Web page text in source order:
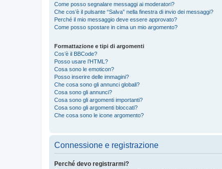
Come posso segnalare messaggi ai moderatori?
Che cos’è il pulsante “Salva” nella finestra di invio dei messaggi?
Perché il mio messaggio deve essere approvato?
Come posso spostare in cima un mio argomento?
Formattazione e tipi di argomenti
Cos’è il BBCode?
Posso usare l’HTML?
Cosa sono le emoticon?
Posso inserire delle immagini?
Che cosa sono gli annunci globali?
Cosa sono gli annunci?
Cosa sono gli argomenti importanti?
Cosa sono gli argomenti bloccati?
Che cosa sono le icone argomento?
Connessione e registrazione
Perché devo registrarmi?